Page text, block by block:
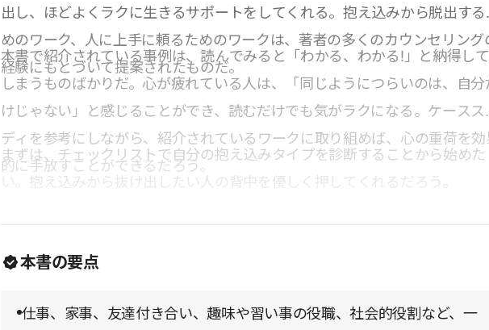
出し、ほどよくラクに生きるサポートをしてくれる。抱え込みから脱出する
めのワーク、人に上手に頼るためのワークは、著者の多くのカウンセリング
経験にもとづいて提案されたものだ。
本書で紹介されている事例は、読んでみると「わかる、わかる!」と納得して
しまうものばかりだ。心が疲れている人は、「同じようにつらいのは、自分
けじゃない」と感じることができ、読むだけでも気がラクになる。ケースス
ディを参考にしながら、紹介されているワークに取り組めば、心の重荷を効
的に手放すことができるだろう。
まずは、チェックリストで自分の抱え込みタイプを診断することから始めた
い。抱え込みから抜け出したい人の背中を優しく押してくれるだろう。
本書の要点
仕事、家事、友達付き合い、趣味や習い事の役職、社会的役割など、一